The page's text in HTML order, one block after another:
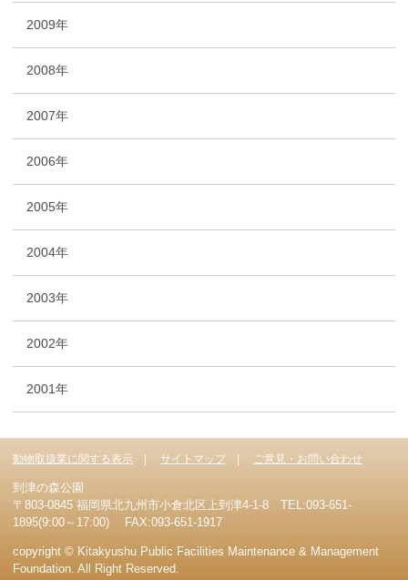
2009年
2008年
2007年
2006年
2005年
2004年
2003年
2002年
2001年
動物取扱業に関する表示 サイトマップ ご意見・お問い合わせ
到津の森公園
〒803-0845 福岡県北九州市小倉北区上到津4-1-8 TEL:093-651-
1895(9:00～17:00) FAX:093-651-1917
copyright © Kitakyushu Public Facilities Maintenance & Management
Foundation. All Right Reserved.